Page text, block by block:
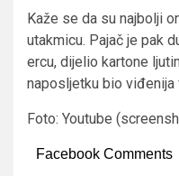
Kaže se da su najbolji
utakmicu. Pajač je pak
ercu, dijelio kartone
naposljetku bio
Foto: Youtube
Facebook Comments